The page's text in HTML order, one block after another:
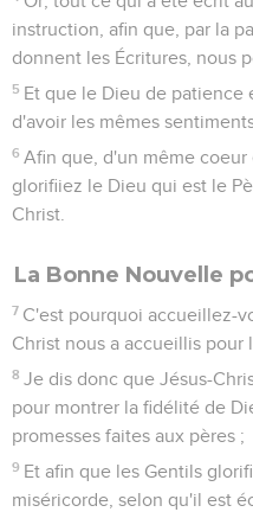
instruction, afin que, par la
donnent les Écritures, nous
5 Et que le Dieu de patience
d'avoir les mêmes
6 Afin que, d'un même
glorifiiez le Dieu qui est le
Christ.
La Bonne Nouvelle
7 C'est pourquoi accueillez-
Christ nous a accueillis pour
8 Je dis donc que Jésus-
pour montrer la fidélité de
promesses faites aux pères ;
9 Et afin que les Gentils
miséricorde, selon qu'il est